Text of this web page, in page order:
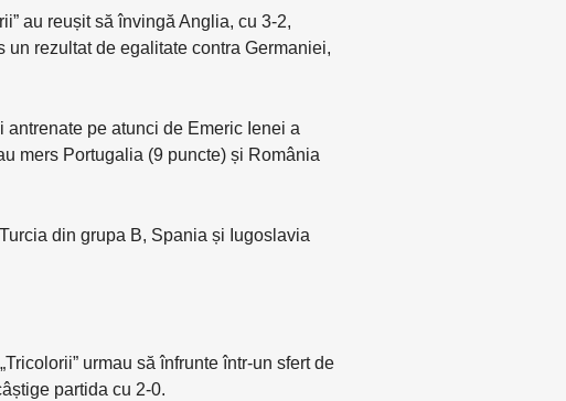
au reușit să învingă Anglia, cu 3-2,
rezultat de egalitate contra Germaniei,
pe atunci de Emeric Ienei a
mers Portugalia (9 puncte) și România
din grupa B, Spania și Iugoslavia
urmau să înfrunte într-un sfert de
partida cu 2-0.